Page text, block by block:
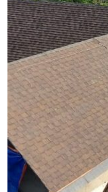
VAN NGĂN
VAN GIẢM ÁP
VAN CÂN BẰNG
VAN AN TOÀN
VAN ĐIỀU